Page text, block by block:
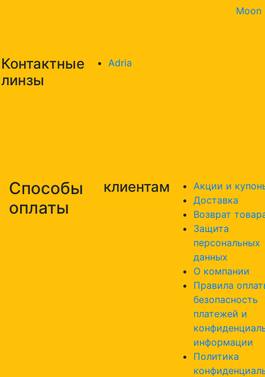
Moon
Контактные
линзы
Adria
Способы
оплаты
клиентам
Акции и
Доставка
Возврат
Защита
персональных
данных
О компании
Правила
безопасность
платежей и
информации
Политика